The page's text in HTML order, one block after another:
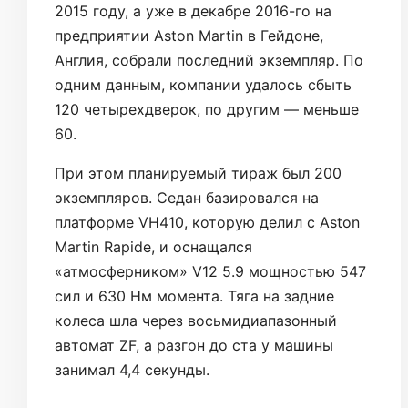
2015 году, а уже в декабре 2016-го на
предприятии Aston Martin в Гейдоне,
Англия, собрали последний экземпляр. По
одним данным, компании удалось сбыть
120 четырехдверок, по другим — меньше
60.
При этом планируемый тираж был 200
экземпляров. Седан базировался на
платформе VH410, которую делил с Aston
Martin Rapide, и оснащался
«атмосферником» V12 5.9 мощностью 547
сил и 630 Нм момента. Тяга на задние
колеса шла через восьмидиапазонный
автомат ZF, а разгон до ста у машины
занимал 4,4 секунды.